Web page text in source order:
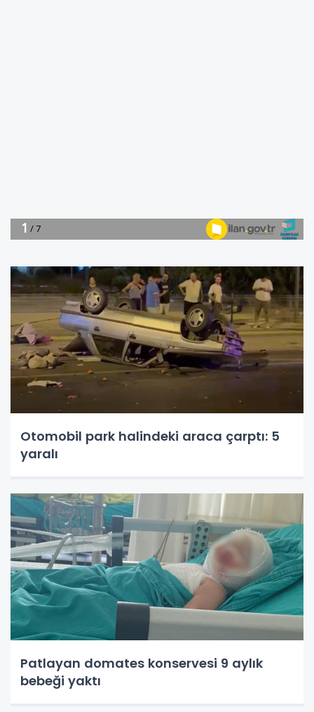
Otomobil park halindeki araca çarptı: 5
yaralı
Patlayan domates konservesi 9 aylık
bebeği yaktı